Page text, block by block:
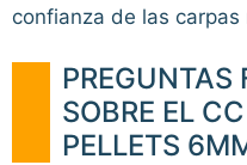
confianza de las
PREGUNTAS
SOBRE EL
PELLETS